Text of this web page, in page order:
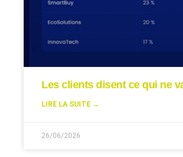
Les clients disent ce qui ne
LIRE LA SUITE →
26/06/2026